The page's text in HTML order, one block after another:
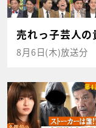
売れっ子芸人
8月6日(木)放送分